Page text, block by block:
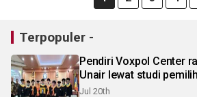
Terpopuler -
Pendiri Voxpol Center
Unair lewat studi pemilih
Jul 20th